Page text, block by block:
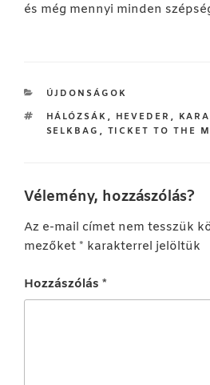
és még mennyi minden
KATEGÓRIÁK
ÚJDONSÁGOK
CÍMKÉK
HÁLÓZSÁK , HEVEDER ,
SELKBAG , TICKET TO THE
Vélemény, hozzászólás?
Az e-mail címet nem tesszük
mezőket * karakterrel jelöltük
Hozzászólás *